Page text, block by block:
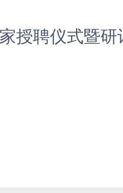
授聘仪式暨研